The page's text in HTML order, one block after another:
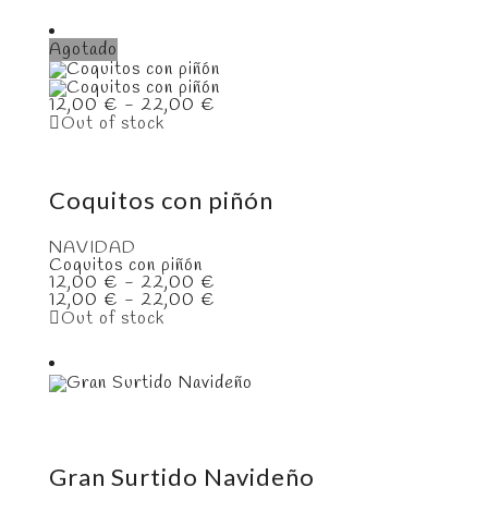
22,00 €
Agotado
12,00 € - 22,00 €
hasta
22,00 €
Out of stock
Coquitos con piñón
NAVIDAD
Coquitos con piñón
12,00 € - 22,00 €
hasta
22,00 €
12,00 € - 22,00 €
12,00 €
hasta
Out of stock
Gran Surtido Navideño